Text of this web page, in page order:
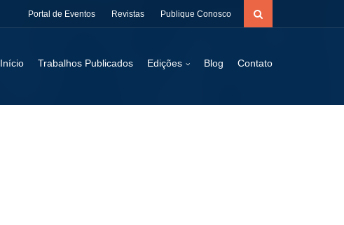
Portal de Eventos Revistas Publique Conosco
Início Trabalhos Publicados Edições Blog Contato